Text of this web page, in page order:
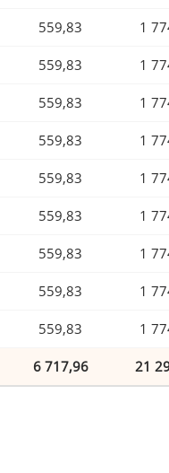
559,83 1
559,83 1
559,83 1
559,83 1
559,83 1
559,83 1
559,83 1
559,83 1
559,83 1
6 717,96 21